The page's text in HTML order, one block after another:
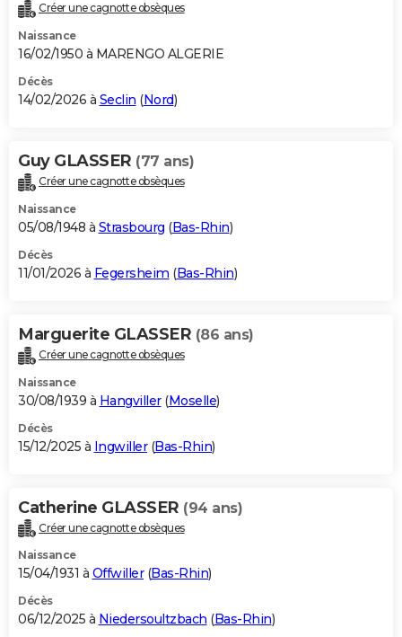
Dictionnaire
Biographies
Citations
Expressions
Proverbes
PROGRAMME TV
S'inscrire
Se connecter
Lycées
Collèges
Primaires
Universités
Entreprises
Service militaire
Avis de recherche
AVIS DE DÉCÈS
Bricolage
Lifestyle
Culture
Sport
Auto
Television
Voyage
Cinema
Créer une cagnotte obsèques
Naissance
16/02/1950 à MARENGO ALGERIE
Décès
14/02/2026 à Seclin (Nord)
Guy GLASSER (77 ans)
Créer une cagnotte obsèques
Naissance
05/08/1948 à Strasbourg (Bas-Rhin)
Décès
11/01/2026 à Fegersheim (Bas-Rhin)
Marguerite GLASSER (86 ans)
Créer une cagnotte obsèques
Naissance
30/08/1939 à Hangviller(Moselle)
Décès
15/12/2025 à Ingwiller(Bas-Rhin)
Catherine GLASSER (94 ans)
Créer une cagnotte obsèques
Naissance
15/04/1931 à Offwiller(Bas-Rhin)
Décès
06/12/2025 à Niedersoultzbach (Bas-Rhin)